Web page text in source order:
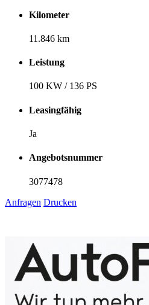
Kilometer
11.846 km
Leistung
100 KW / 136 PS
Leasingfähig
Ja
Angebotsnummer
3077478
Anfragen Drucken